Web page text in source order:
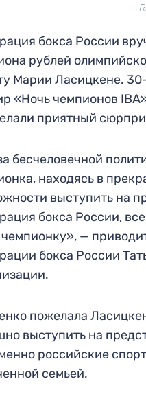
бокса России
рублей
Марии Ласицкене.
«Ночь чемпионов
приятный
бесчеловечной
находясь в
выступить на
бокса России,
—
бокса России
пожелала
выступить на
российские
семьей.